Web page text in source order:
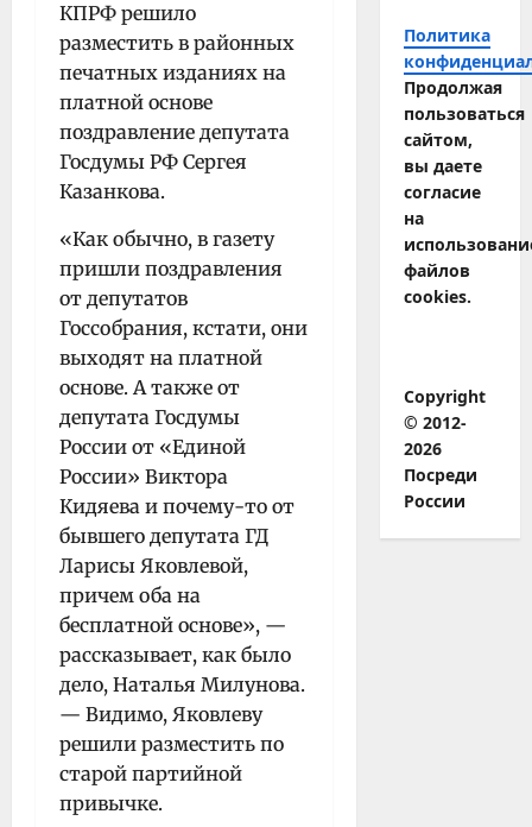
КПРФ решило
разместить в районных
печатных изданиях на
платной основе
поздравление депутата
Госдумы РФ Сергея
Казанкова.
«Как обычно, в газету
пришли поздравления
от депутатов
Госсобрания, кстати, они
выходят на платной
основе. А также от
депутата Госдумы
России от «Единой
России» Виктора
Кидяева и почему-то от
бывшего депутата ГД
Ларисы Яковлевой,
причем оба на
бесплатной основе», —
рассказывает, как было
дело, Наталья Милунова.
— Видимо, Яковлеву
решили разместить по
старой партийной
привычке.
Политика
Продолжая
пользоваться
сайтом,
вы даете
согласие
на
файлов
cookies.
Copyright
© 2012-
2026
Посреди
России